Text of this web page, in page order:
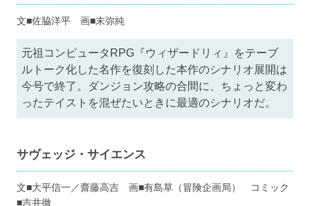
文■佐脇洋平 画■末弥純
元祖コンピュータRPG『ウィザードリィ』をテーブ
ルトーク化した名作を復刻した本作のシナリオ展開は
今号で終了。ダンジョン攻略の合間に、ちょっと変わ
ったテイストを混ぜたいときに最適のシナリオだ。
サヴェッジ・サイエンス
文■大平信一／齋藤高吉 画■有島草（冒険企画局） コミック
■吉井徹